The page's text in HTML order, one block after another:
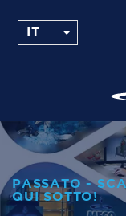
PASSATO -
QUI SOTTO!